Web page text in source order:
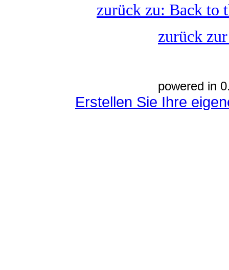
zurück zu: Back to
zurück
powered in
Erstellen Sie Ihre